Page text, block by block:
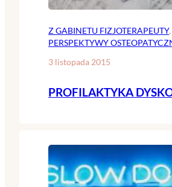
Z GABINETU FIZJOTERAPEUTY,
PERSPEKTYWY
3 listopada 2015
PROFILAKTYKA